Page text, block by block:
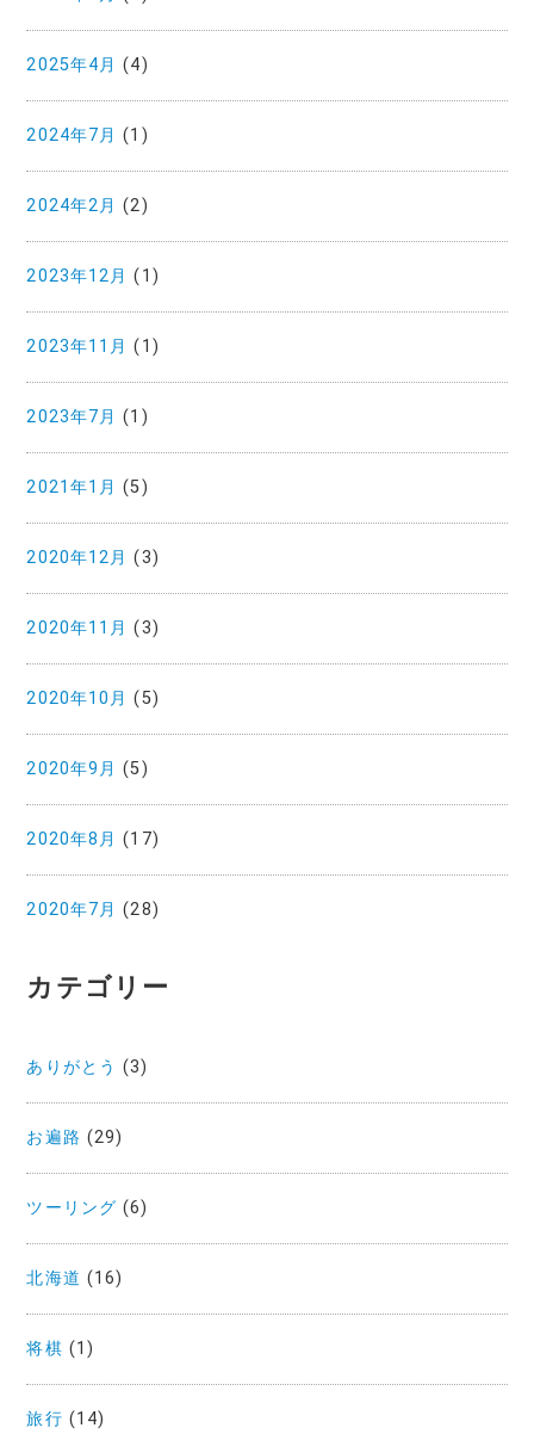
2025年4月 (4)
2024年7月 (1)
2024年2月 (2)
2023年12月 (1)
2023年11月 (1)
2023年7月 (1)
2021年1月 (5)
2020年12月 (3)
2020年11月 (3)
2020年10月 (5)
2020年9月 (5)
2020年8月 (17)
2020年7月 (28)
カテゴリー
ありがとう (3)
お遍路 (29)
ツーリング (6)
北海道 (16)
将棋 (1)
旅行 (14)